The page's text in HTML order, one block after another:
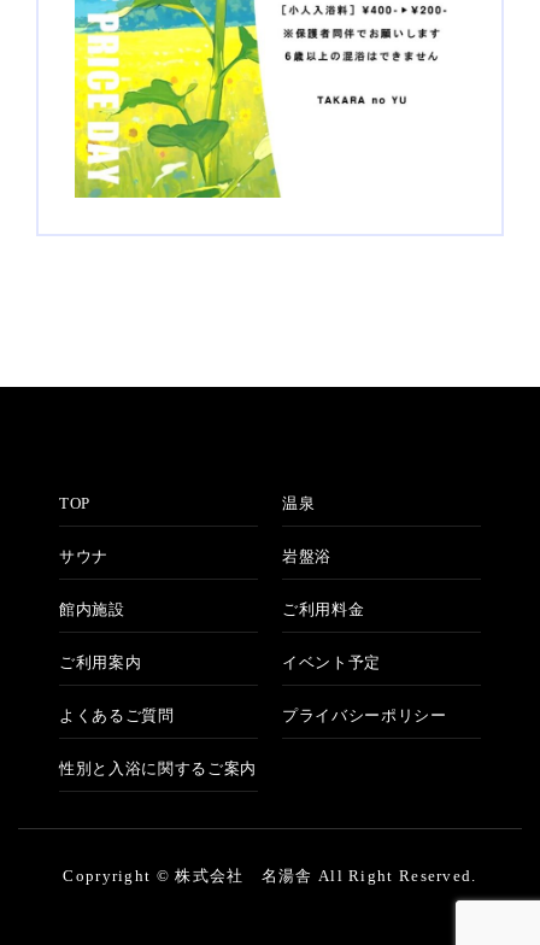
TOP 温泉
サウナ 岩盤浴
館内施設 ご利用料金
ご利用案内 イベント予定
よくあるご質問 プライバシーポリシー
性別と入浴に関するご案内
Copryright © 株式会社 名湯舎 All Right Reserved.